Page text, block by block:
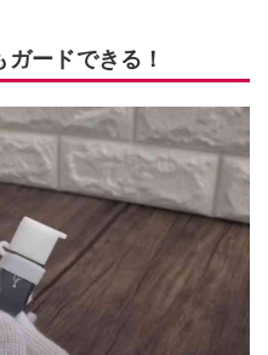
ードできる！